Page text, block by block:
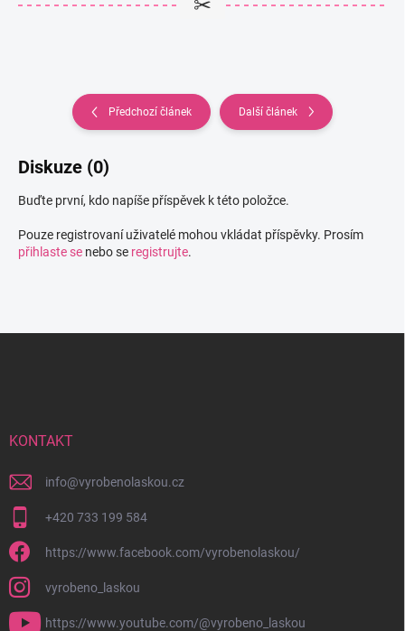
Předchozí článek Další článek
Diskuze (0)
Buďte první, kdo napíše příspěvek k této položce.
Pouze registrovaní uživatelé mohou vkládat příspěvky. Prosím
přihlaste se nebo se registrujte.
KONTAKT
info@vyrobenolaskou.cz
+420 733 199 584
https://www.facebook.com/vyrobenolaskou/
vyrobeno_laskou
https://www.youtube.com/@vyrobeno_laskou